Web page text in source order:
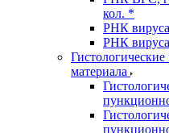
кол. *
РНК вируса
РНК вируса
материала